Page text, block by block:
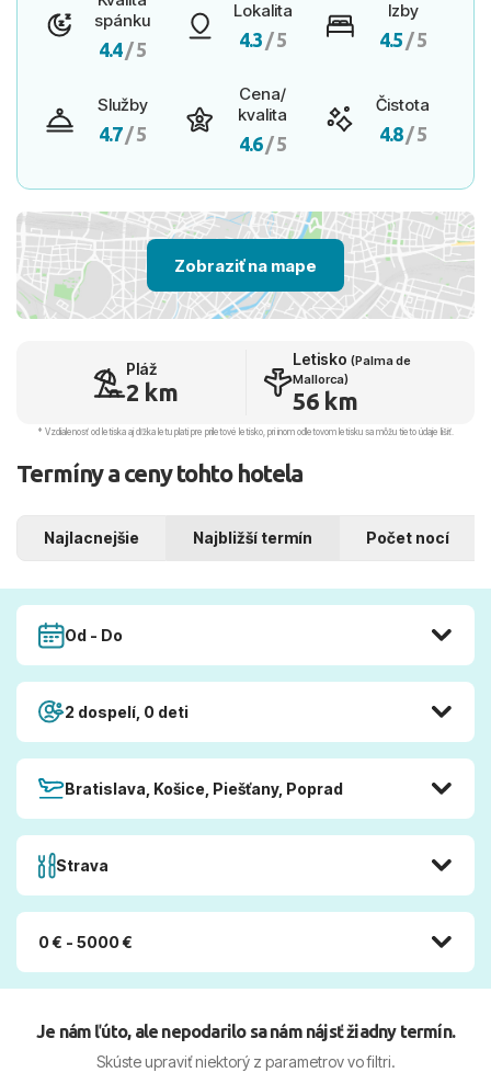
spánku
4.4/ 5
Lokalita
4.3 / 5
Izby
4.5 / 5
Služby
4.7/ 5
Cena/
kvalita
4.6/ 5
Čistota
4.8/ 5
Zobraziť na mape
Pláž
2 km
Letisko (Palma de
Mallorca)
56 km
* Vzdialenosť od letiska aj dľžka letu platí pre príletové letisko, pri inom odletovom letisku sa môžu tieto údaje líšiť.
Termíny a ceny tohto hotela
Najlacnejšie Najbližší termín Počet nocí
Od - Do
2 dospelí, 0 deti
Bratislava, Košice, Piešťany, Poprad
Strava
0 € - 5000 €
Je nám ľúto, ale nepodarilo sa nám nájsť žiadny termín.
Skúste upraviť niektorý z parametrov vo filtri.